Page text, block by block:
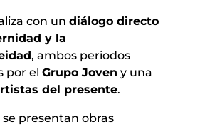
con un diálogo directo
y la
, ambos periodos
por el Grupo Joven y una
del presente.
se presentan obras